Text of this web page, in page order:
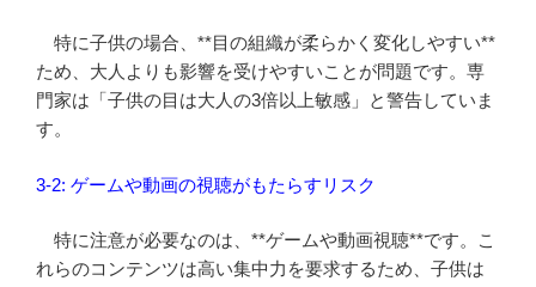
特に子供の場合、**目の組織が柔らかく変化しやすい**
ため、大人よりも影響を受けやすいことが問題です。専
門家は「子供の目は大人の3倍以上敏感」と警告していま
す。
3-2: ゲームや動画の視聴がもたらすリスク
特に注意が必要なのは、**ゲームや動画視聴**です。こ
れらのコンテンツは高い集中力を要求するため、子供は